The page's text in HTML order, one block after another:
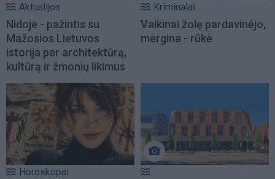
Aktualijos
Nidoje - pažintis su
Mažosios Lietuvos
istorija per architektūrą,
kultūrą ir žmonių likimus
Kriminalai
Vaikinai žolę pardavinėjo,
mergina - rūkė
Horoskopai